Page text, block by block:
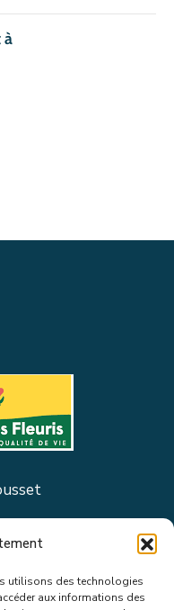
utilisons des technologies
aux informations des
à
&